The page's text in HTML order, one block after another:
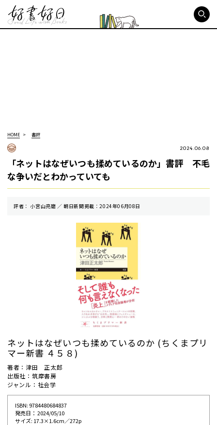
HOME 書評
2024.06.08
「ネットはなぜいつも揉めているのか」書評 不毛
な争いだとわかっていても
評者： 小宮山亮磨 ／ 朝⽇新聞掲載：2024年06月08日
ネットはなぜいつも揉めているのか (ちくまプリ
マー新書 ４５８)
著者：津田 正太郎
出版社：筑摩書房
ジャンル：社会学
ISBN: 9784480684837
発売⽇： 2024/05/10
サイズ: 17.3×1.6cm／272p